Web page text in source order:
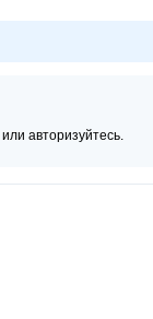
или авторизуйтесь.